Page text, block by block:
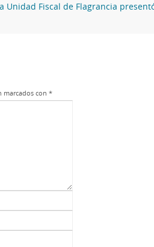
Unidad Fiscal de Flagrancia
marcados con *